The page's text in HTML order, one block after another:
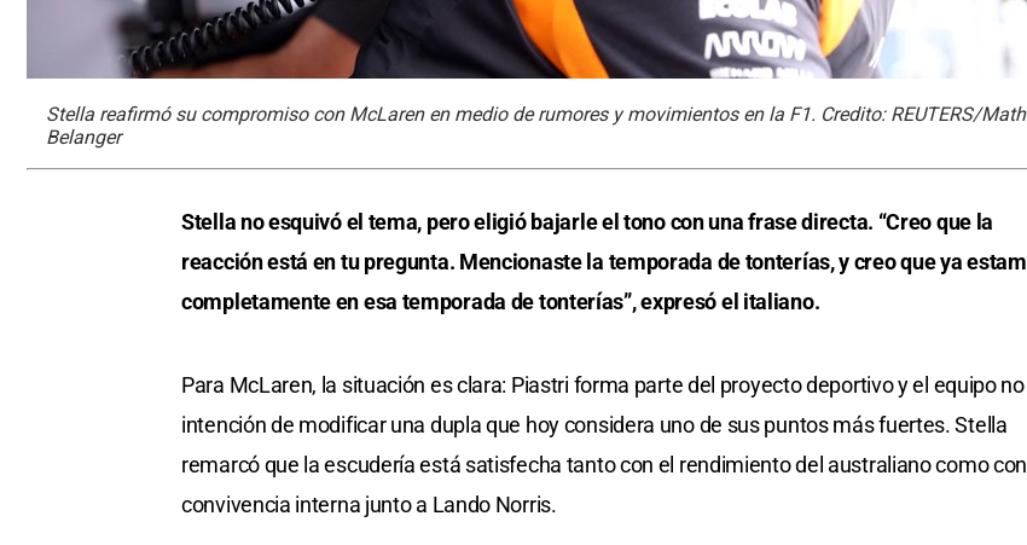
Stella reafirmó su compromiso con McLaren en medio de rumores y movimientos en la F1. Credito: REUTERS/
Belanger
Stella no esquivó el tema, pero eligió bajarle el tono con una frase directa. “Creo que la
reacción está en tu pregunta. Mencionaste la temporada de tonterías, y creo que ya
completamente en esa temporada de tonterías”, expresó el italiano.
Para McLaren, la situación es clara: Piastri forma parte del proyecto deportivo y el equipo
intención de modificar una dupla que hoy considera uno de sus puntos más fuertes. Stella
remarcó que la escudería está satisfecha tanto con el rendimiento del australiano como
convivencia interna junto a Lando Norris.